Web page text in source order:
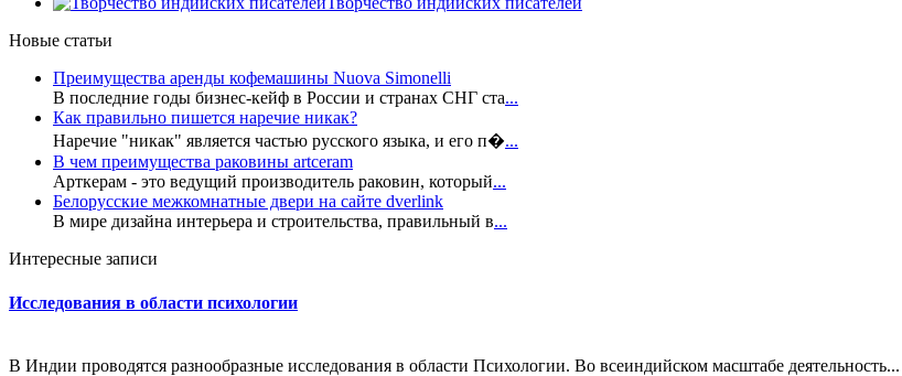
Новые статьи
Преимущества аренды кофемашины Nuova Simonelli
В последние годы бизнес-кейф в России и странах СНГ ста...
Как правильно пишется наречие никак?
Наречие "никак" является частью русского языка, и его п�...
В чем преимущества раковины artceram
Арткерам - это ведущий производитель раковин, который...
Белорусские межкомнатные двери на сайте dverlink
В мире дизайна интерьера и строительства, правильный в...
Интересные записи
Исследования в области психологии
В Индии проводятся разнообразные исследования в области Психологии. Во всеиндийском масштабе деятельность...